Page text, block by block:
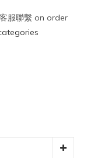
服聯繫 on order